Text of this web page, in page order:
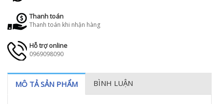
Thanh toán
Thanh toán khi nhận hàng
Hỗ trợ online
0969098090
MÔ TẢ SẢN PHẨM BÌNH LUẬN